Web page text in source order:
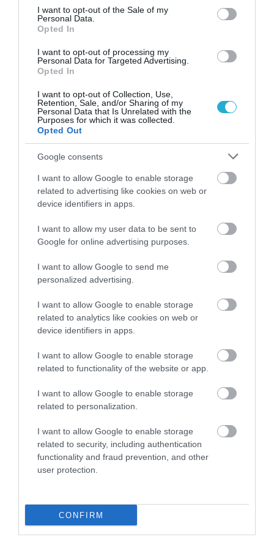
consent section.
I want to opt-out of the Sale of my
Personal Data.
Opted In
I want to opt-out of processing my
Personal Data for Targeted Advertising.
Opted In
I want to opt-out of Collection, Use,
Retention, Sale, and/or Sharing of my
Personal Data that Is Unrelated with the
Purposes for which it was collected.
Opted Out
Google consents
I want to allow Google to enable storage
related to advertising like cookies on web or
device identifiers in apps.
I want to allow my user data to be sent to
Google for online advertising purposes.
I want to allow Google to send me
personalized advertising.
I want to allow Google to enable storage
related to analytics like cookies on web or
device identifiers in apps.
I want to allow Google to enable storage
related to functionality of the website or app.
I want to allow Google to enable storage
related to personalization.
I want to allow Google to enable storage
related to security, including authentication
functionality and fraud prevention, and other
user protection.
CONFIRM
01.08.2026 12:11
Ξυπνάτε και σέρνεστε από την κούραση;
ενέργεια από το πρωί
31.07.2026 15:11
Το σημάδι στο πόδι που μπορεί να κρύβει
θρόμβωση
31.07.2026 15:10
Τι είναι η χολοκυστεκτομή στην οποία
υποβλήθηκε ο Μ.Χατζηγιάννης: Tα
συμπτώματα που οδηγούν στην επέμβαση
ΔΗΜΟΦΙΛΗ